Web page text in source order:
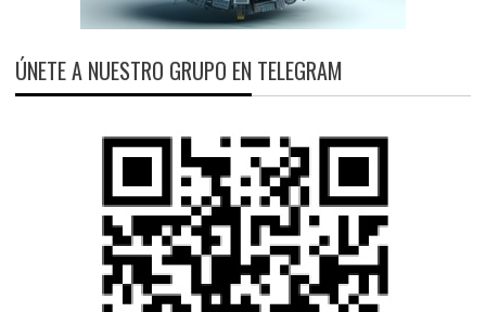
ÚNETE A NUESTRO GRUPO EN TELEGRAM